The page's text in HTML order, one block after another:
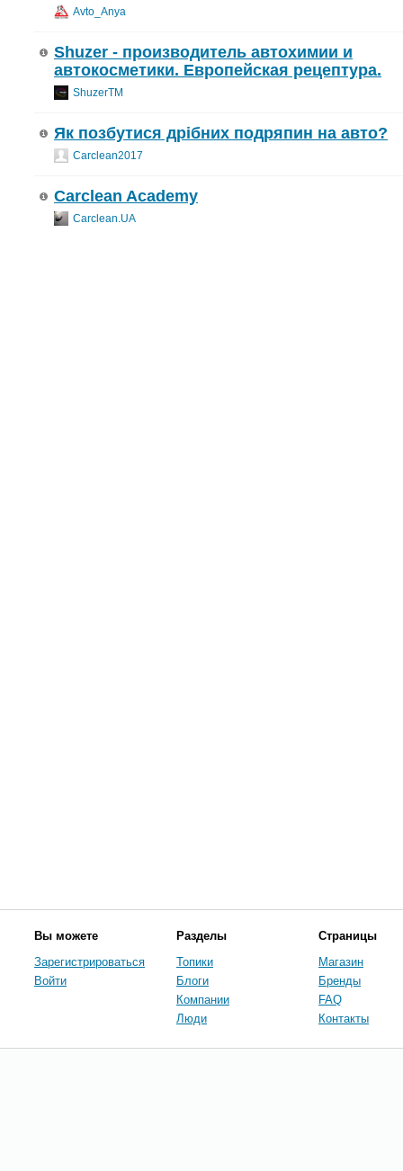
Avto_Anya
Shuzer - производитель автохимии и
автокосметики. Европейская рецептура.
ShuzerTM
Як позбутися дрібних подряпин на авто?
Carclean2017
Carclean Academy
Carclean.UA
Вы можете
Зарегистрироваться
Войти
Разделы
Топики
Блоги
Компании
Люди
Страницы
Магазин
Бренды
FAQ
Контакты